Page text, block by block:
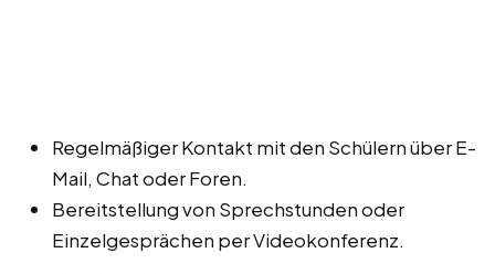
Regelmäßiger Kontakt mit den Schülern über E-
Mail, Chat oder Foren.
Bereitstellung von Sprechstunden oder
Einzelgesprächen per Videokonferenz.